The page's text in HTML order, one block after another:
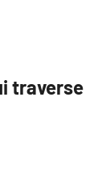
traverse